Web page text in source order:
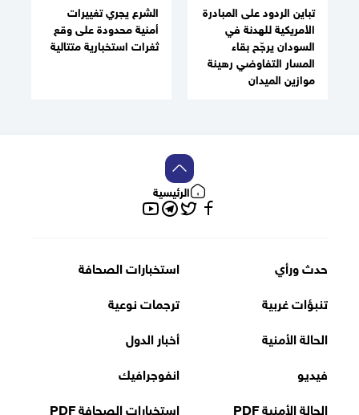
تباين الردود على المبادرة
الأمريكية للهدنة في
السودان يرجّح بقاء
المسار التفاوضي رهينة
موازين الميدان
الشرع يجري تغييرات
أمنية محدودة على وقع
ثغرات استخبارية متتالية
الرئيسية
فيسبوك
تويترتلغراميوتيوب
حدث ورأي
استخبارات الصحافة
تنبؤات غربية
ترجمات نوعية
الحالة الأمنية
أخبار الدول
فيديو
انفوجرافيك
الحالة الأمنية PDF
استخبارات الصحافة PDF